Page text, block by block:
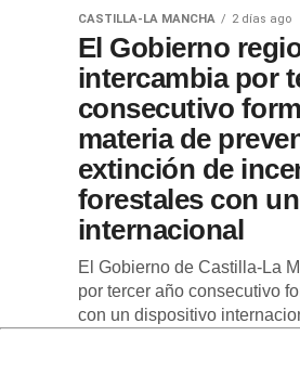
CASTILLA-LA MANCHA 2 días ago
El Gobierno
intercambia por
consecutivo
materia de
extinción de
forestales con
internacional
El Gobierno de Castilla-La
por tercer año consecutivo
con un dispositivo